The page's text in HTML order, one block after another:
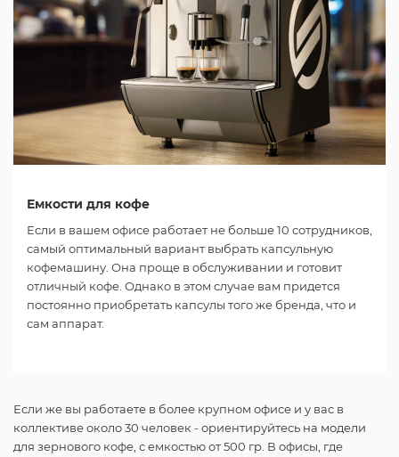
Емкости для кофе
Если в вашем офисе работает не больше 10 сотрудников,
самый оптимальный вариант выбрать капсульную
кофемашину. Она проще в обслуживании и готовит
отличный кофе. Однако в этом случае вам придется
постоянно приобретать капсулы того же бренда, что и
сам аппарат.
Если же вы работаете в более крупном офисе и у вас в
коллективе около 30 человек - ориентируйтесь на модели
для зернового кофе, с емкостью от 500 гр. В офисы, где